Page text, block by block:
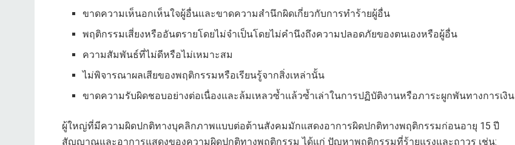
ขาดความเห็นอกเห็นใจผู้อื่นและขาดความสำนึกผิดเกี่ยวกับการทำร้ายผู้อื่น
พฤติกรรมเสี่ยงหรืออันตรายโดยไม่จำเป็นโดยไม่คำนึงถึงความปลอดภัยของตนเองหรือผู้อื่น
ความสัมพันธ์ที่ไม่ดีหรือไม่เหมาะสม
ไม่พิจารณาผลเสียของพฤติกรรมหรือเรียนรู้จากสิ่งเหล่านั้น
ขาดความรับผิดชอบอย่างต่อเนื่องและล้มเหลวซ้ำแล้วซ้ำเล่าในการปฏิบัติงานหรือภาระผูกพันทางการเงิน
ผู้ใหญ่ที่มีความผิดปกติทางบุคลิกภาพแบบต่อต้านสังคมมักแสดงอาการผิดปกติทางพฤติกรรมก่อนอายุ 15 ปี
สัญญาณและอาการแสดงของความผิดปกติทางพฤติกรรม ได้แก่ ปัญหาพฤติกรรมที่ร้ายแรงและถาวร เช่น: